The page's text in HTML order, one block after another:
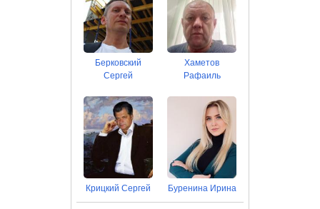
Берковский
Сергей
Хаметов
Рафаиль
Крицкий Сергей Буренина Ирина